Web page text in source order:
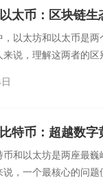
太币：区块链
以太坊和以太币是
说，理解这两者的
特币：超越数
和以太坊是两座最
，一个最核心的问